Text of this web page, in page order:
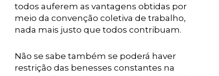
todos auferem as vantagens obtidas por
meio da convenção coletiva de trabalho,
nada mais justo que todos contribuam.
Não se sabe também se poderá haver
restrição das benesses constantes na